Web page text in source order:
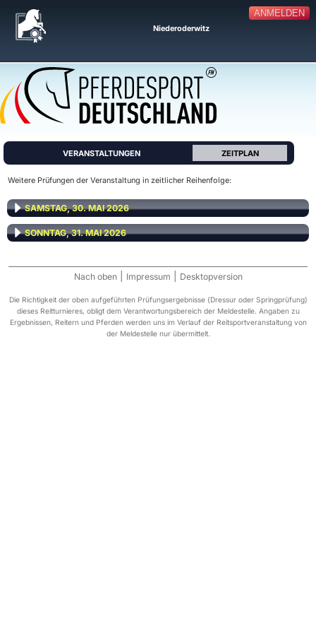
ANMELDEN
Niederoderwitz
VERANSTALTUNGEN ZEITPLAN
Weitere Prüfungen der Veranstaltung in zeitlicher Reihenfolge:
SAMSTAG, 30. MAI 2026
SONNTAG, 31. MAI 2026
Nach oben Impressum Desktopversion
Die Richtigkeit der oben aufgeführten Prüfungsergebnisse (Dressur oder Springprüfung)
dieses Reitturnieres, obligt dem Verantwortungsbereich der Meldestelle. Angaben zu
Ergebnissen, Reitern und Pferden werden uns im Verlauf der Reitsportveranstaltung von
der Meldestelle nur übermittelt.